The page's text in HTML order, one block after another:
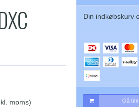
moms)
Din indkøbskurv
Gå til